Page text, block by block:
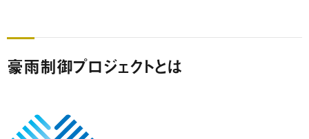
豪雨制御プロジェクトとは